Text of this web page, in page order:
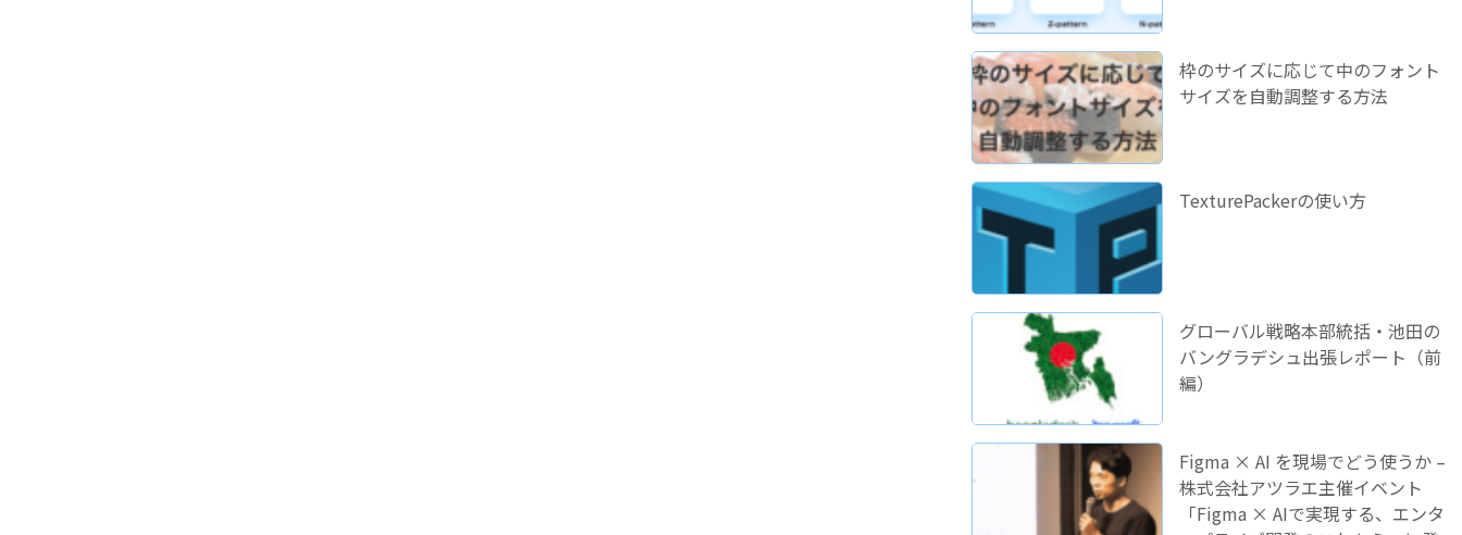
枠のサイズに応じて中のフォント
サイズを自動調整する方法
TexturePackerの使い方
グローバル戦略本部統括・池田の
バングラデシュ出張レポート（前
編）
Figma × AI を現場でどう使うか –
株式会社アツラエ主催イベント
「Figma × AIで実現する、エンタ